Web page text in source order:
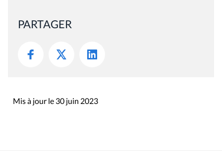
PARTAGER
Mis à jour le 30 juin 2023